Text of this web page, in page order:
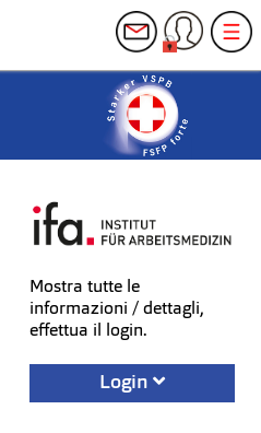
Mostra tutte le
informazioni / dettagli,
effettua il login.
Login